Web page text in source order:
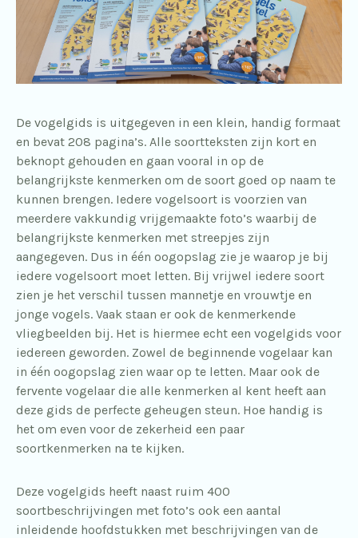
De vogelgids is uitgegeven in een klein, handig formaat
en bevat 208 pagina’s. Alle soortteksten zijn kort en
beknopt gehouden en gaan vooral in op de
belangrijkste kenmerken om de soort goed op naam te
kunnen brengen. Iedere vogelsoort is voorzien van
meerdere vakkundig vrijgemaakte foto’s waarbij de
belangrijkste kenmerken met streepjes zijn
aangegeven. Dus in één oogopslag zie je waarop je bij
iedere vogelsoort moet letten. Bij vrijwel iedere soort
zien je het verschil tussen mannetje en vrouwtje en
jonge vogels. Vaak staan er ook de kenmerkende
vliegbeelden bij. Het is hiermee echt een vogelgids voor
iedereen geworden. Zowel de beginnende vogelaar kan
in één oogopslag zien waar op te letten. Maar ook de
fervente vogelaar die alle kenmerken al kent heeft aan
deze gids de perfecte geheugen steun. Hoe handig is
het om even voor de zekerheid een paar
soortkenmerken na te kijken.
Deze vogelgids heeft naast ruim 400
soortbeschrijvingen met foto’s ook een aantal
inleidende hoofdstukken met beschrijvingen van de